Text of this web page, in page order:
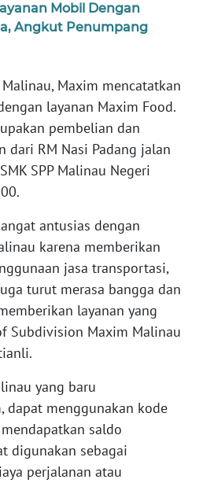
Mobil Dengan
Angkut Penumpang
Maxim mencatatkan
layanan Maxim Food.
pembelian dan
dari RM Nasi Padang jalan
SPP Malinau Negeri
antusias dengan
karena memberikan
jasa transportasi,
turut merasa bangga dan
layanan yang
Subdivision Maxim Malinau
yang baru
dapat menggunakan kode
mendapatkan saldo
digunakan sebagai
perjalanan atau